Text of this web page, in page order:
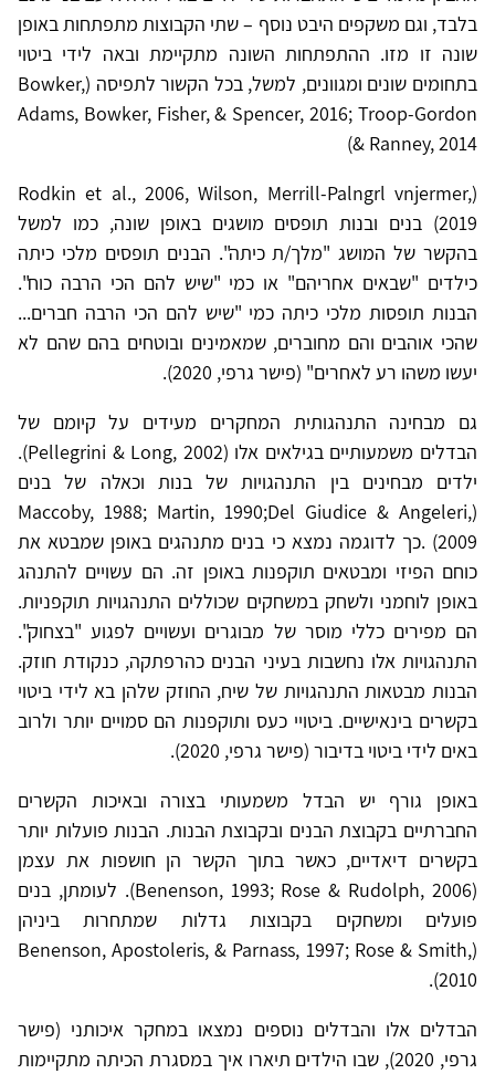
בלבד, וגם משקפים היבט נוסף – שתי הקבוצות מתפתחות באופן
שונה זו מזו. ההתפתחות השונה מתקיימת ובאה לידי ביטוי
בתחומים שונים ומגוונים, למשל, בכל הקשור לתפיסה (Bowker,
Adams, Bowker, Fisher, & Spencer, 2016; Troop-Gordon
& Ranney, 2014)
(Rodkin et al., 2006, Wilson, Merrill-Palngrl vnjermer,
2019) בנים ובנות תופסים מושגים באופן שונה, כמו למשל
בהקשר של המושג "מלך/ת כיתה". הבנים תופסים מלכי כיתה
כילדים "שבאים אחריהם" או כמי "שיש להם הכי הרבה כוח".
הבנות תופסות מלכי כיתה כמי "שיש להם הכי הרבה חברים...
שהכי אוהבים והם מחוברים, שמאמינים ובוטחים בהם שהם לא
יעשו משהו רע לאחרים" (פישר גרפי, 2020).
גם מבחינה התנהגותית המחקרים מעידים על קיומם של
הבדלים משמעותיים בגילאים אלו (Pellegrini & Long, 2002).
ילדים מבחינים בין התנהגויות של בנות וכאלה של בנים
(Maccoby, 1988; Martin, 1990;Del Giudice & Angeleri,
2009) .כך לדוגמה נמצא כי בנים מתנהגים באופן שמבטא את
כוחם הפיזי ומבטאים תוקפנות באופן זה. הם עשויים להתנהג
באופן לוחמני ולשחק במשחקים שכוללים התנהגויות תוקפניות.
הם מפירים כללי מוסר של מבוגרים ועשויים לפגוע "בצחוק".
התנהגויות אלו נחשבות בעיני הבנים כהרפתקה, כנקודת חוזק.
הבנות מבטאות התנהגויות של שיח, החוזק שלהן בא לידי ביטוי
בקשרים בינאישיים. ביטויי כעס ותוקפנות הם סמויים יותר ולרוב
באים לידי ביטוי בדיבור (פישר גרפי, 2020).
באופן גורף יש הבדל משמעותי בצורה ובאיכות הקשרים
החברתיים בקבוצת הבנים ובקבוצת הבנות. הבנות פועלות יותר
בקשרים דיאדיים, כאשר בתוך הקשר הן חושפות את עצמן
(Benenson, 1993; Rose & Rudolph, 2006). לעומתן, בנים
פועלים ומשחקים בקבוצות גדלות שמתחרות ביניהן
(Benenson, Apostoleris, & Parnass, 1997; Rose & Smith,
2010).
הבדלים אלו והבדלים נוספים נמצאו במחקר איכותני (פישר
גרפי, 2020), שבו הילדים תיארו איך במסגרת הכיתה מתקיימות